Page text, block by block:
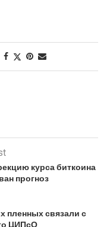
курса биткоина
прогноз
пленных связали с